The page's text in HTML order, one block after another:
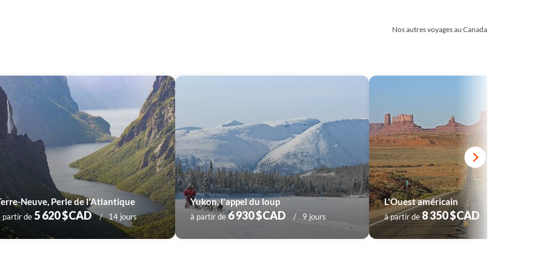
Nos autres voyages au Canada
Neuve, Perle de l'Atlantique
partir de 5 620 $CAD 14 jours
Yukon, l'appel du loup
à partir de6 930 $CAD 9 jours
L'Ouest américain
à partir de 8 350 $CAD